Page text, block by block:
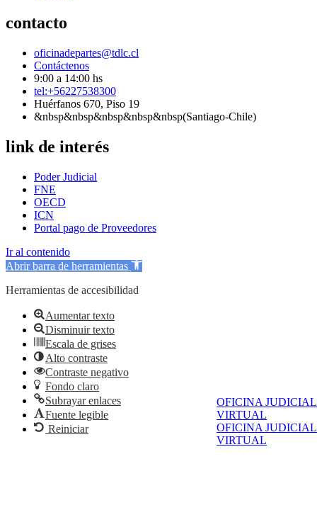
OFICINA JUDICIAL
VIRTUAL
OFICINA JUDICIAL
VIRTUAL
contacto
oficinadepartes@tdlc.cl
Contáctenos
9:00 a 14:00 hs
tel:+56227538300
Huérfanos 670, Piso 19
&nbsp&nbsp&nbsp&nbsp&nbsp(Santiago-Chile)
link de interés
Poder Judicial
FNE
OECD
ICN
Portal pago de Proveedores
Ir al contenido
Abrir barra de herramientas
Herramientas de accesibilidad
Aumentar texto
Disminuir texto
Escala de grises
Alto contraste
Contraste negativo
Fondo claro
Subrayar enlaces
Fuente legible
Reiniciar